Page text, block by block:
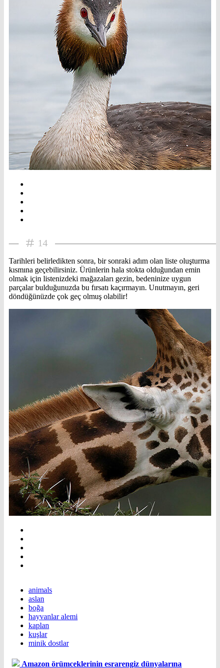
14
Tarihleri belirledikten sonra, bir sonraki adım olan liste oluşturma
kısmına geçebilirsiniz. Ürünlerin hala stokta olduğundan emin
olmak için listenizdeki mağazaları gezin, bedeninize uygun
parçalar bulduğunuzda bu fırsatı kaçırmayın. Unutmayın, geri
döndüğünüzde çok geç olmuş olabilir!
animals
aslan
boğa
hayvanlar alemi
kaplan
kuşlar
minik dostlar
Amazon örümceklerinin esrarengiz dünyalarına